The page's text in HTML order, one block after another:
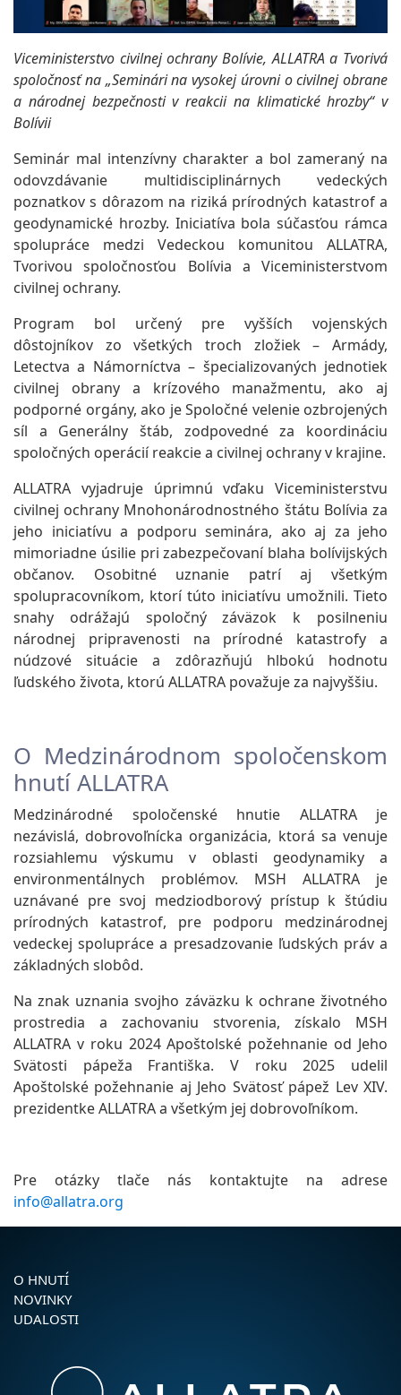
Viceministerstvo civilnej ochrany Bolívie, ALLATRA a Tvorivá
spoločnosť na „Seminári na vysokej úrovni o civilnej obrane
a národnej bezpečnosti v reakcii na klimatické hrozby“ v
Bolívii
Seminár mal intenzívny charakter a bol zameraný na
odovzdávanie multidisciplinárnych vedeckých
poznatkov s dôrazom na riziká prírodných katastrof a
geodynamické hrozby. Iniciatíva bola súčasťou rámca
spolupráce medzi Vedeckou komunitou ALLATRA,
Tvorivou spoločnosťou Bolívia a Viceministerstvom
civilnej ochrany.
Program bol určený pre vyšších vojenských
dôstojníkov zo všetkých troch zložiek – Armády,
Letectva a Námorníctva – špecializovaných jednotiek
civilnej obrany a krízového manažmentu, ako aj
podporné orgány, ako je Spoločné velenie ozbrojených
síl a Generálny štáb, zodpovedné za koordináciu
spoločných operácií reakcie a civilnej ochrany v krajine.
ALLATRA vyjadruje úprimnú vďaku Viceministerstvu
civilnej ochrany Mnohonárodnostného štátu Bolívia za
jeho iniciatívu a podporu seminára, ako aj za jeho
mimoriadne úsilie pri zabezpečovaní blaha bolívijských
občanov. Osobitné uznanie patrí aj všetkým
spolupracovníkom, ktorí túto iniciatívu umožnili. Tieto
snahy odrážajú spoločný záväzok k posilneniu
národnej pripravenosti na prírodné katastrofy a
núdzové situácie a zdôrazňujú hlbokú hodnotu
ľudského života, ktorú ALLATRA považuje za najvyššiu.
O Medzinárodnom spoločenskom
hnutí ALLATRA
Medzinárodné spoločenské hnutie ALLATRA je
nezávislá, dobrovoľnícka organizácia, ktorá sa venuje
rozsiahlemu výskumu v oblasti geodynamiky a
environmentálnych problémov. MSH ALLATRA je
uznávané pre svoj medziodborový prístup k štúdiu
prírodných katastrof, pre podporu medzinárodnej
vedeckej spolupráce a presadzovanie ľudských práv a
základných slobôd.
Na znak uznania svojho záväzku k ochrane životného
prostredia a zachovaniu stvorenia, získalo MSH
ALLATRA v roku 2024 Apoštolské požehnanie od Jeho
Svätosti pápeža Františka. V roku 2025 udelil
Apoštolské požehnanie aj Jeho Svätosť pápež Lev XIV.
prezidentke ALLATRA a všetkým jej dobrovoľníkom.
Pre otázky tlače nás kontaktujte na adrese
info@allatra.org
O HNUTÍ
NOVINKY
UDALOSTI